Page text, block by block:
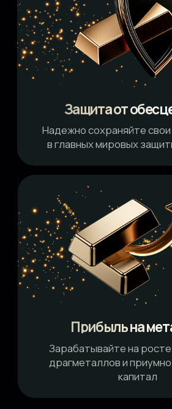
Зарабатывайте на росте стоимости
драгметаллов и приумножайте свой
капитал
Биржевые инструменты: БПИФ,
ETF, GLDRUB
вид, правила хранения и продажи
Монеты: виды, параметры, покупка,
хранение и продажа
Физическое золото: слитки и
монеты
Программа
курса:
Популярность золота, периоды его
роста и снижения
Защитные свойства металлов, их доля
в портфеле и выбор стратегии
Роль драгметаллов в портфеле
и выбор стратегии